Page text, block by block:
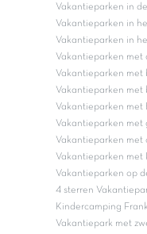
Vakantieparken in
Vakantieparken in
Vakantieparken in
Vakantieparken met
Vakantieparken met
Vakantieparken met
Vakantieparken met
Vakantieparken met
Vakantieparken met
Vakantieparken met
Vakantieparken op
4 sterren
Kindercamping
Vakantiepark met